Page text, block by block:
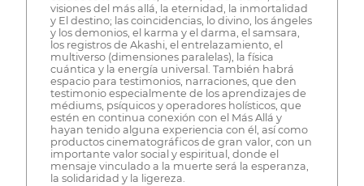
visiones del más allá, la eternidad, la inmortalidad
y El destino; las coincidencias, lo divino, los ángeles
y los demonios, el karma y el darma, el samsara,
los registros de Akashi, el entrelazamiento, el
multiverso (dimensiones paralelas), la física
cuántica y la energía universal. También habrá
espacio para testimonios, narraciones, que den
testimonio especialmente de los aprendizajes de
médiums, psíquicos y operadores holísticos, que
estén en continua conexión con el Más Allá y
hayan tenido alguna experiencia con él, así como
productos cinematográficos de gran valor, con un
importante valor social y espiritual, donde el
mensaje vinculado a la muerte será la esperanza,
la solidaridad y la ligereza.